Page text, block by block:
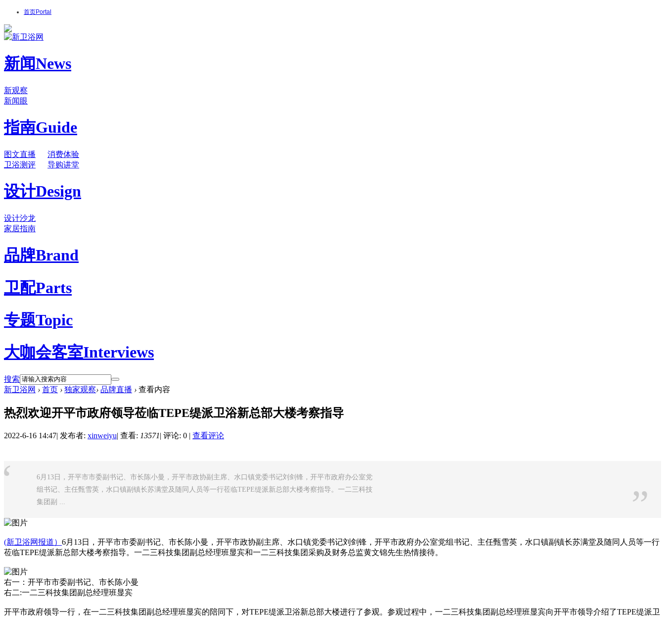
首页Portal
新闻News
新观察
新闻眼
指南Guide
图文直播
消费体验
卫浴测评
导购讲堂
设计Design
设计沙龙
家居指南
品牌Brand
卫配Parts
专题Topic
大咖会客室Interviews
搜索
新卫浴网 › 首页 › 独家观察› 品牌直播 › 查看内容
热烈欢迎开平市政府领导莅临TEPE缇派卫浴新总部大楼考察指导
2022-6-16 14:47| 发布者: xinweiyu| 查看: 13571| 评论: 0 | 查看评论
6月13日，开平市市委副书记、市长陈小曼，开平市政协副主席、水口镇党委书记刘剑锋，开平市政府办公室党
组书记、主任甄雪英，水口镇副镇长苏满堂及随同人员等一行莅临TEPE缇派新总部大楼考察指导。一二三科技
集团副 ...
”
(新卫浴网报道） 6月13日，开平市市委副书记、市长陈小曼，开平市政协副主席、水口镇党委书记刘剑锋，开平市政府办公室党组书记、主任甄雪英，水口镇副镇长苏满堂及随同人员等一行
莅临TEPE缇派新总部大楼考察指导。一二三科技集团副总经理班显宾和一二三科技集团采购及财务总监黄文锦先生热情接待。
右一：开平市市委副书记、市长陈小曼
右二:一二三科技集团副总经理班显宾
开平市政府领导一行，在一二三科技集团副总经理班显宾的陪同下，对TEPE缇派卫浴新总部大楼进行了参观。参观过程中，一二三科技集团副总经理班显宾向开平市领导介绍了TEPE缇派卫